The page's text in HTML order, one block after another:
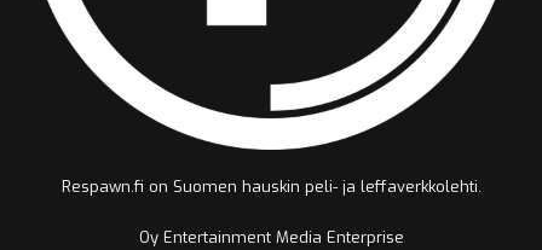
Respawn.fi on Suomen hauskin peli- ja leffaverkkolehti.
Oy Entertainment Media Enterprise